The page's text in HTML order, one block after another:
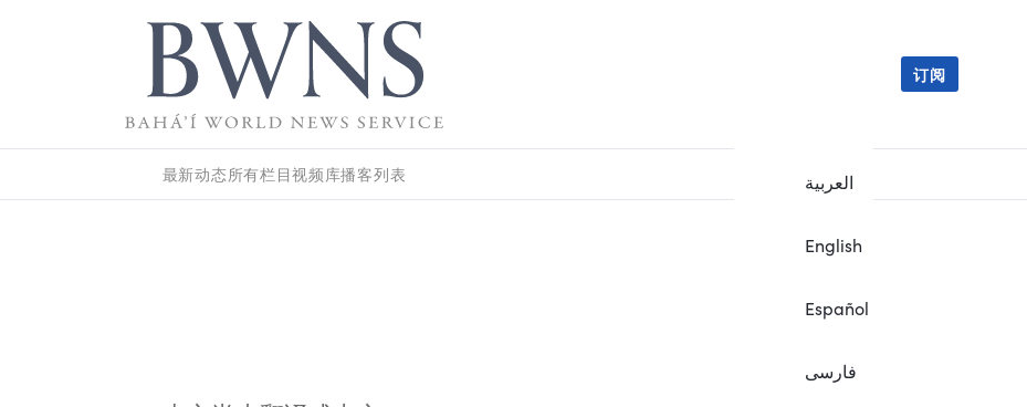
العربية
English
Español
فارسی
订阅
最新动态所有栏目视频库播客列表